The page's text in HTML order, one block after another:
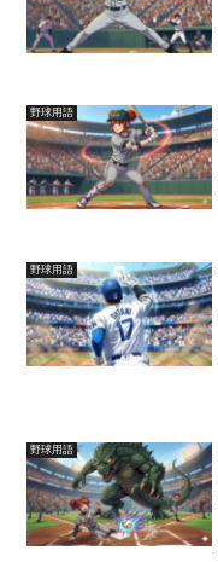
野球用語
野球用語
野球用語